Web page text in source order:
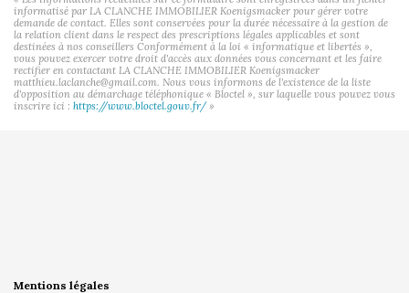
informatisé par LA CLANCHE IMMOBILIER Koenigsmacker pour gérer votre
demande de contact. Elles sont conservées pour la durée nécessaire à la gestion de
la relation client dans le respect des prescriptions légales applicables et sont
destinées à nos conseillers Conformément à la loi « informatique et libertés »,
vous pouvez exercer votre droit d'accès aux données vous concernant et les faire
rectifier en contactant LA CLANCHE IMMOBILIER Koenigsmacker
matthieu.laclanche@gmail.com. Nous vous informons de l'existence de la liste
d'opposition au démarchage téléphonique « Bloctel », sur laquelle vous pouvez vous
inscrire ici : https://www.bloctel.gouv.fr/»
Mentions légales